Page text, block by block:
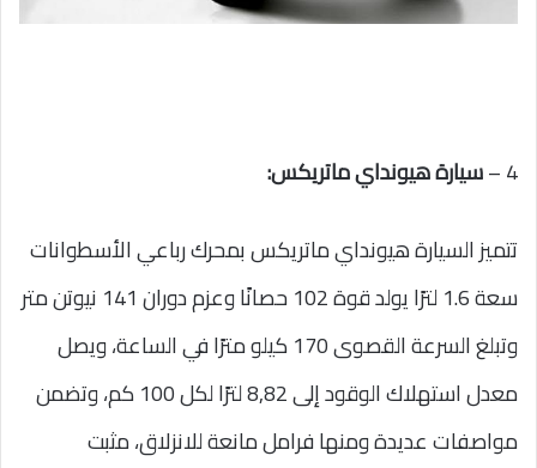
4 –
سيارة هيونداي ماتريكس:
تتميز السيارة هيونداي ماتريكس بمحرك رباعي الأسطوانات
سعة 1.6 لترًا يولد قوة 102 حصانًا وعزم دوران 141 نيوتن متر
وتبلغ السرعة القصوى 170 كيلو مترًا في الساعة، ويصل
معدل استهلاك الوقود إلى 8,82 لترًا لكل 100 كم، وتضمن
مواصفات عديدة ومنها فرامل مانعة للانزلاق، مثبت